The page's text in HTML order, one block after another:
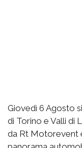
Giovedì 6 Agosto
di Torino e Valli di
da Rt Motorevent